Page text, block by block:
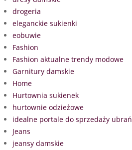
drogeria
eleganckie sukienki
eobuwie
Fashion
Fashion aktualne trendy modowe
Garnitury damskie
Home
Hurtownia sukienek
hurtownie odzieżowe
idealne portale do sprzedaży ubrań
Jeans
jeansy damskie